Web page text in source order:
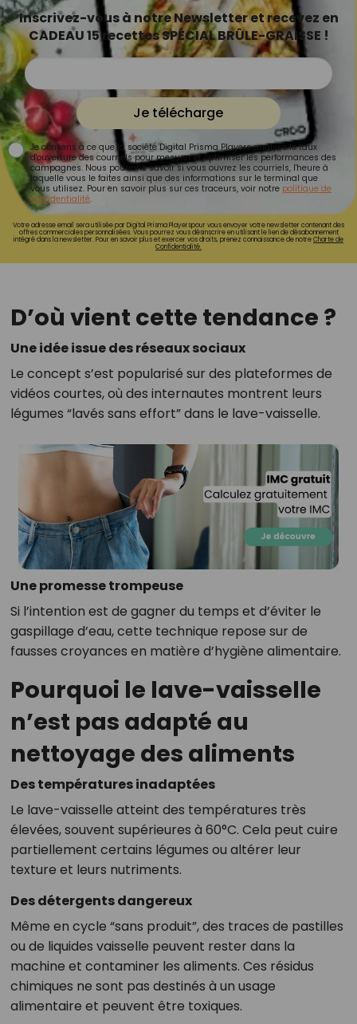
Inscrivez-vous à notre Newsletter et recevez en
CADEAU 15 recettes SPÉCIAL BRÛLE-GRAISSE !
Je télécharge
Je consens à ce que la société Digital Prisma Players analyse le taux
d'ouverture des courriels pour mesurer et optimiser les performances des
campagnes. Nous pourrons savoir si vous ouvrez les courriels, l'heure à
laquelle vous le faites ainsi que des informations sur le terminal que
vous utilisez. Pour en savoir plus sur ces traceurs, voir notre politique de
confidentialité.
Votre adresse email sera utilisée par Digital Prisma Playerspour vous envoyer votre newsletter contenant des
offres commerciales personnalisées. Vous pourrez vous désinscrire en utilisant le lien de désabonnement
intégré dans la newsletter. Pour en savoir plus et exercer vos droits, prenez connaissance de notreCharte de
Confidentialité.
D’où vient cette tendance ?
Une idée issue des réseaux sociaux
Le concept s’est popularisé sur des plateformes de
vidéos courtes, où des internautes montrent leurs
légumes “lavés sans effort” dans le lave-vaisselle.
Une promesse trompeuse
Si l’intention est de gagner du temps et d’éviter le
gaspillage d’eau, cette technique repose sur de
fausses croyances en matière d’hygiène alimentaire.
Pourquoi le lave-vaisselle
n’est pas adapté au
nettoyage des aliments
Des températures inadaptées
Le lave-vaisselle atteint des températures très
élevées, souvent supérieures à 60°C. Cela peut cuire
partiellement certains légumes ou altérer leur
texture et leurs nutriments.
Des détergents dangereux
Même en cycle “sans produit”, des traces de pastilles
ou de liquides vaisselle peuvent rester dans la
machine et contaminer les aliments. Ces résidus
chimiques ne sont pas destinés à un usage
alimentaire et peuvent être toxiques.